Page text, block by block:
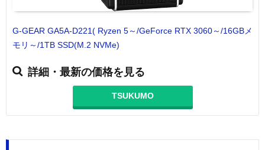
G-GEAR GA5A-D221( Ryzen 5～/GeForce RTX 3060～/16GBメ
モリ～/1TB SSD(M.2 NVMe)
詳細・最新の価格を見る
TSUKUMO